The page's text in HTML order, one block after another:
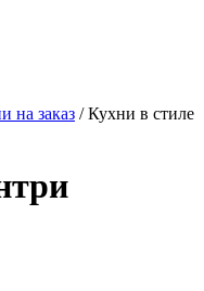
на заказ / Кухни в стиле